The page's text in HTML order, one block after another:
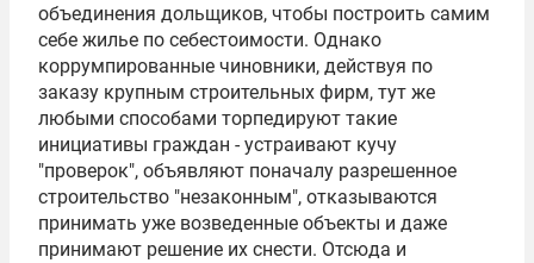
объединения дольщиков, чтобы построить самим
себе жилье по себестоимости. Однако
коррумпированные чиновники, действуя по
заказу крупным строительных фирм, тут же
любыми способами торпедируют такие
инициативы граждан - устраивают кучу
"проверок", объявляют поначалу разрешенное
строительство "незаконным", отказываются
принимать уже возведенные объекты и даже
принимают решение их снести. Отсюда и